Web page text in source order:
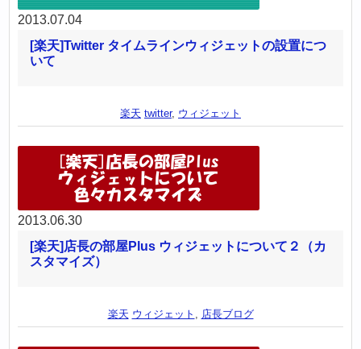
2013.07.04
[楽天]Twitter タイムラインウィジェットの設置につ
いて
楽天 twitter, ウィジェット
2013.06.30
[楽天]店長の部屋Plus ウィジェットについて２（カ
スタマイズ）
楽天 ウィジェット , 店長ブログ